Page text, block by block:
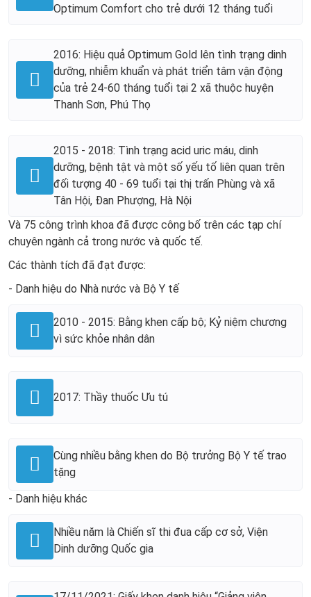
Optimum Comfort cho trẻ dưới 12 tháng tuổi
2016: Hiệu quả Optimum Gold lên tình trạng dinh
dưỡng, nhiễm khuẩn và phát triển tâm vận động
của trẻ 24-60 tháng tuổi tại 2 xã thuộc huyện
Thanh Sơn, Phú Thọ
2015 - 2018: Tình trạng acid uric máu, dinh
dưỡng, bệnh tật và một số yếu tố liên quan trên
đối tượng 40 - 69 tuổi tại thị trấn Phùng và xã
Tân Hội, Đan Phượng, Hà Nội
Và 75 công trình khoa đã được công bố trên các tạp chí
chuyên ngành cả trong nước và quốc tế.
Các thành tích đã đạt được:
- Danh hiệu do Nhà nước và Bộ Y tế
2010 - 2015: Bằng khen cấp bộ; Kỷ niệm chương
vì sức khỏe nhân dân
2017: Thầy thuốc Ưu tú
Cùng nhiều bằng khen do Bộ trưởng Bộ Y tế trao
tặng
- Danh hiệu khác
Nhiều năm là Chiến sĩ thi đua cấp cơ sở, Viện
Dinh dưỡng Quốc gia